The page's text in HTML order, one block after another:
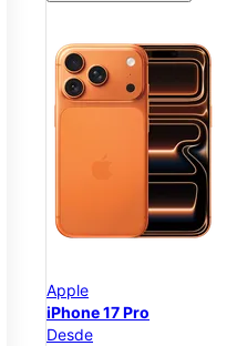
Apple
iPhone 17 Pro
Desde